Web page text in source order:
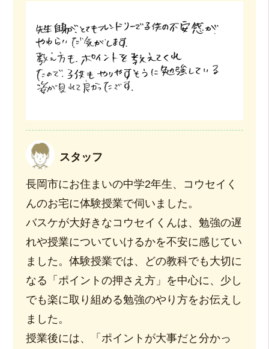
スタッフ
長岡市にお住まいの中学2年生、コウセイく
んのお宅に体験授業で伺いました。
バスケが大好きなコウセイくんは、勉強の遅
れや授業についていけるかを不安に感じてい
ました。体験授業では、どの教科でも大切に
なる「ポイントの押さえ方」を中心に、少し
でも楽に取り組める勉強のやり方をお伝えし
ました。
授業後には、「ポイントが大事だと分かっ